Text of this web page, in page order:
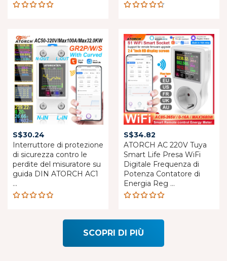
of 5 out of 5
S$30.24
Interruttore di protezione
di sicurezza contro le
perdite del misuratore su
guida DIN ATORCH AC1
...
S$34.82
ATORCH AC 220V Tuya
Smart Life Presa WiFi
Digitale Frequenza di
Potenza Contatore di
Energia Reg ...
4.89out
SCOPRI DI PIÙ